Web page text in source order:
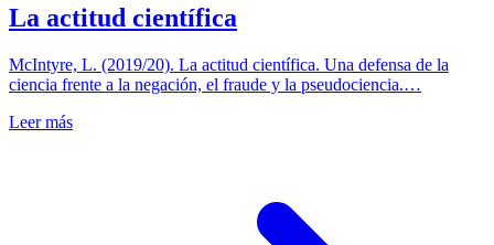
La actitud científica
McIntyre, L. (2019/20). La actitud científica. Una defensa de la
ciencia frente a la negación, el fraude y la pseudociencia.…
Leer más